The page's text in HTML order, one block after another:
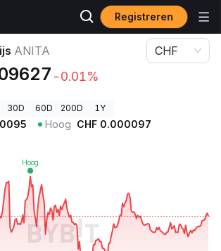
Registreren
ANITA
-0.01%
CHF
30D 60D 200D 1Y
Hoog CHF 0.000097